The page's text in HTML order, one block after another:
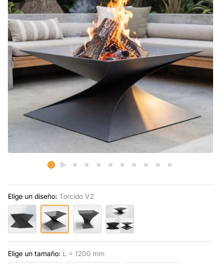
Elige un diseño: Torcido V2
Elige un tamaño: L = 1200 mm